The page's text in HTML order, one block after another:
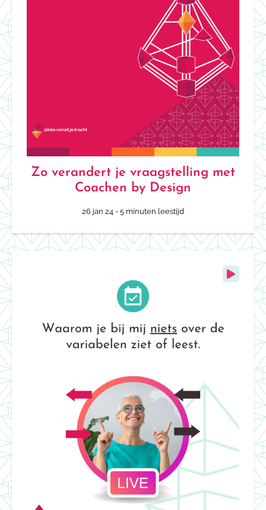
Zo verandert je vraagstelling met
Coachen by Design
26 jan 24 - 5 minuten leestijd